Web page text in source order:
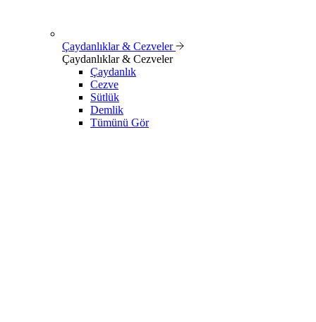
Çaydanlıklar & Cezveler
Çaydanlıklar & Cezveler
Çaydanlık
Cezve
Sütlük
Demlik
Tümünü Gör